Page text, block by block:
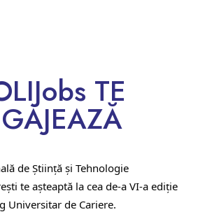
TE
de Știință și Tehnologie
te așteaptă la cea de-a VI-a ediție
Universitar de Cariere.